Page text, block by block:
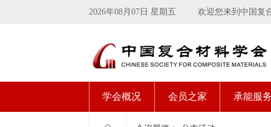
2026年08月07日 星期五 欢迎您来到中国复
学会概况 会员之家 承能服